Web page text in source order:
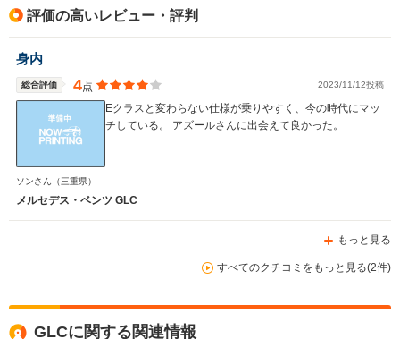
評価の高いレビュー・評判
身内
総合評価 4点 2023/11/12投稿
Eクラスと変わらない仕様が乗りやすく、今の時代にマッ
チしている。 アズールさんに出会えて良かった。
ソンさん （三重県）
メルセデス・ベンツ GLC
もっと見る
すべてのクチコミをもっと見る(2件)
GLCに関する関連情報